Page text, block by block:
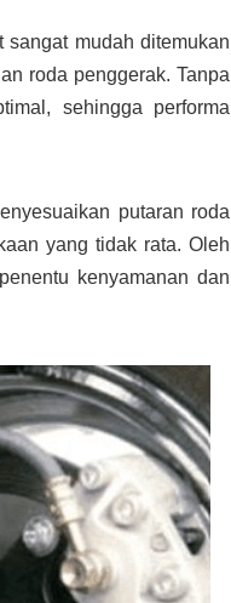
mudah ditemukan
roda penggerak. Tanpa
sehingga performa
putaran roda
yang tidak rata. Oleh
kenyamanan dan